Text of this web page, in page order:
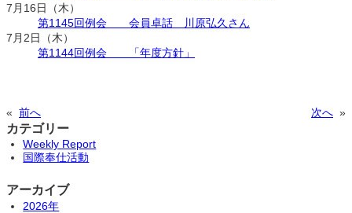
7月16日（木）
第1145回例会 会員卓話 川原弘久さん
7月2日（木）
第1144回例会 「年度方針」
« 前へ 次へ »
カテゴリー
Weekly Report
国際奉仕活動
アーカイブ
2026年